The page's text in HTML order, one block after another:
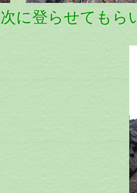
せてもらいま